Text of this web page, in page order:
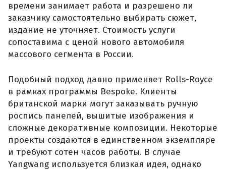
времени занимает работа и разрешено ли
заказчику самостоятельно выбирать сюжет,
издание не уточняет. Стоимость услуги
сопоставима с ценой нового автомобиля
массового сегмента в России.
Подобный подход давно применяет Rolls-Royce
в рамках программы Bespoke. Клиенты
британской марки могут заказывать ручную
роспись панелей, вышитые изображения и
сложные декоративные композиции. Некоторые
проекты создаются в единственном экземпляре
и требуют сотен часов работы. В случае
Yangwang используется близкая идея, однако